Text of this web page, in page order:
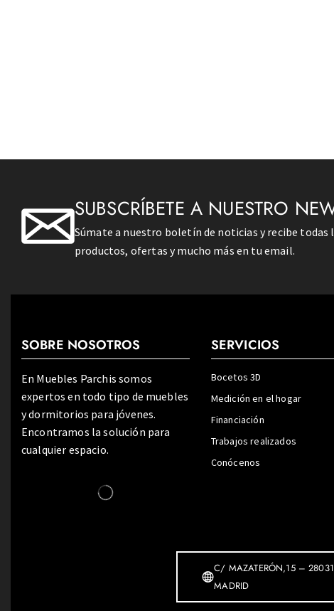
SUBSCRÍBETE A NUESTRO
Súmate a nuestro boletín de noticias y recibe todas
productos, ofertas y mucho más en tu email.
SOBRE NOSOTROS
En Muebles Parchis somos
expertos en todo tipo de muebles
y dormitorios para jóvenes.
Encontramos la solución para
cualquier espacio.
SERVICIOS
Bocetos 3D
Medición en el hogar
Financiación
Trabajos realizados
Conócenos
C/ MAZATERÓN,15 – 28031
MADRID